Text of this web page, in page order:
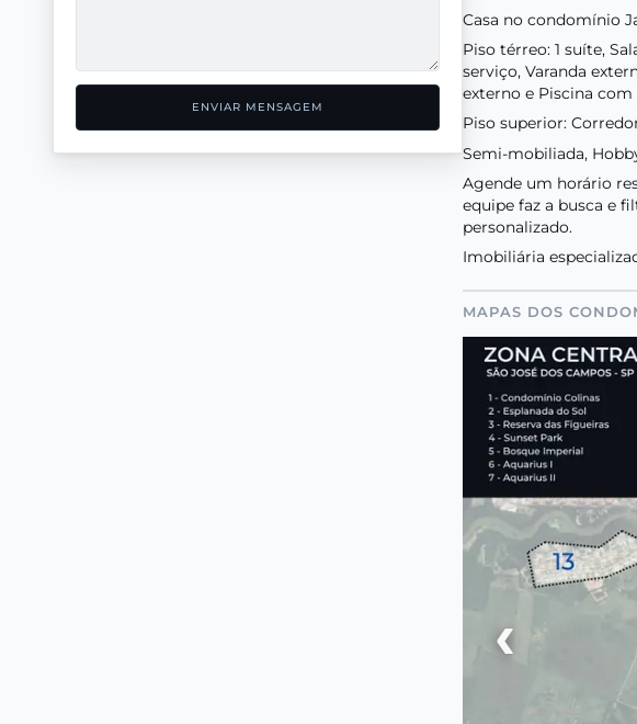
ENVIAR MENSAGEM
Casa no condomínio
Piso térreo: 1 suíte,
serviço, Varanda
externo e Piscina com
Piso superior:
Semi-mobiliada,
Agende um horário
equipe faz a busca e
personalizado.
Imobiliária
MAPAS DOS
‹